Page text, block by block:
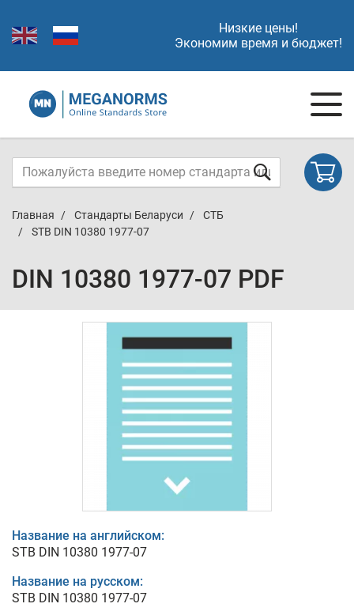
Низкие цены!
Экономим время и бюджет!
Главная Стандарты Беларуси
СТБ
STB DIN 10380 1977-07
DIN 10380 1977-07 PDF
Название на английском:
STB DIN 10380 1977-07
Название на русском:
STB DIN 10380 1977-07